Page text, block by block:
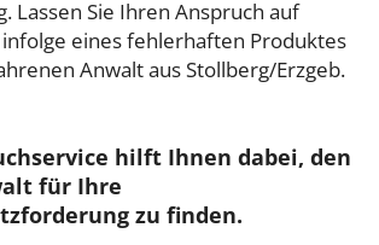
Lassen Sie Ihren Anspruch auf
eines fehlerhaften Produktes
Anwalt aus Stollberg/Erzgeb.
hilft Ihnen dabei, den
für Ihre
zu finden.